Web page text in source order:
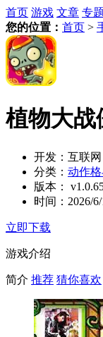
首页 游戏 文章 专题
您的位置： 首页 >
植物大战
开发： 互联网
分类： 动作
版本：
时间： 2026/
立即下载
游戏介绍
简介 推荐 猜你喜欢